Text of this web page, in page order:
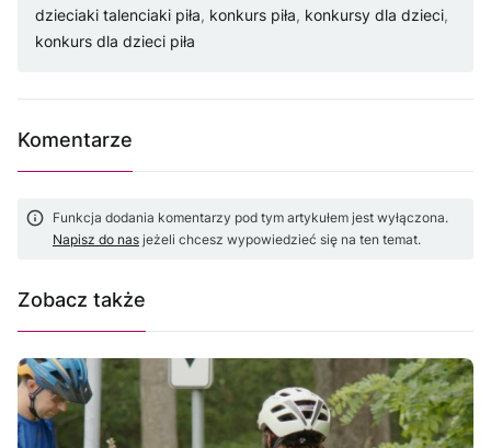
dzieciaki talenciaki piła, konkurs piła, konkursy dla dzieci,
konkurs dla dzieci piła
Komentarze
Funkcja dodania komentarzy pod tym artykułem jest wyłączona.
Napisz do nas jeżeli chcesz wypowiedzieć się na ten temat.
Zobacz także